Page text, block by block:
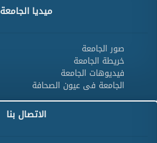
ميديا الجامعة
صور الجامعة
خريطة الجامعة
فيديوهات الجامعة
الجامعة فى عيون الصحافة
الاتصال بنا